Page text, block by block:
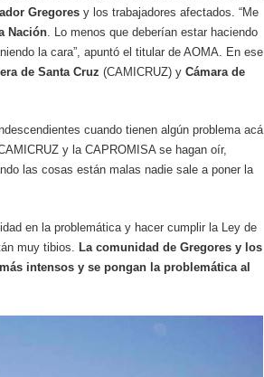
Gregoresy los trabajadores afectados. “Me
Nación. Lo menos que deberían estar haciendo
la cara”, apuntó el titular de AOMA. En ese
de Santa Cruz (CAMICRUZ) y Cámara de
cuando tienen algún problema acá
y la CAPROMISA se hagan oír,
las cosas están malas nadie sale a poner la
en la problemática y hacer cumplir la Ley de
muy tibios. La comunidad de Gregores y los
intensos y se pongan la problemática al